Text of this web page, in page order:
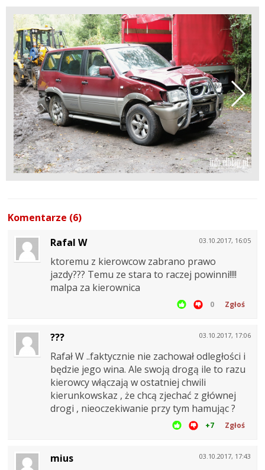
Komentarze (6)
03.10.2017, 16:05
Rafal W
ktoremu z kierowcow zabrano prawo
jazdy??? Temu ze stara to raczej powinni!!!!
malpa za kierownica
0 Zgłoś
03.10.2017, 17:06
???
Rafał W ..faktycznie nie zachował odległości i
będzie jego wina. Ale swoją drogą ile to razu
kierowcy włączają w ostatniej chwili
kierunkowskaz , że chcą zjechać z głównej
drogi , nieoczekiwanie przy tym hamując ?
+7 Zgłoś
03.10.2017, 17:43
mius